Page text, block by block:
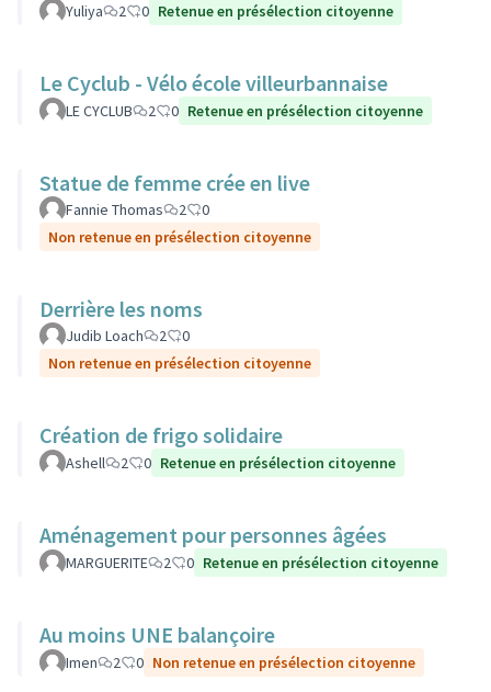
Yuliya 2 0 Retenue en présélection citoyenne
Le Cyclub - Vélo école villeurbannaise
LE CYCLUB 2 0 Retenue en présélection citoyenne
Statue de femme crée en live
Fannie Thomas 2
0
Non retenue en présélection citoyenne
Derrière les noms
Judib Loach 2
0
Non retenue en présélection citoyenne
Création de frigo solidaire
Ashell 2 0 Retenue en présélection citoyenne
Aménagement pour personnes âgées
MARGUERITE 2 0 Retenue en présélection citoyenne
Au moins UNE balançoire
Imen 2 0 Non retenue en présélection citoyenne